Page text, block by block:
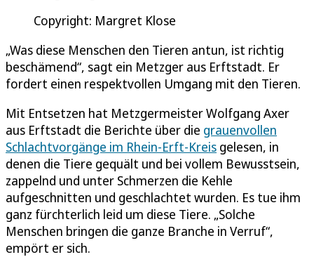
Copyright: Margret Klose
„Was diese Menschen den Tieren antun, ist richtig
beschämend“, sagt ein Metzger aus Erftstadt. Er
fordert einen respektvollen Umgang mit den Tieren.
Mit Entsetzen hat Metzgermeister Wolfgang Axer
aus Erftstadt die Berichte über die grauenvollen
Schlachtvorgänge im Rhein-Erft-Kreis gelesen, in
denen die Tiere gequält und bei vollem Bewusstsein,
zappelnd und unter Schmerzen die Kehle
aufgeschnitten und geschlachtet wurden. Es tue ihm
ganz fürchterlich leid um diese Tiere. „Solche
Menschen bringen die ganze Branche in Verruf“,
empört er sich.